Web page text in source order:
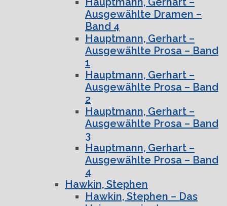
Ausgewählte Dramen –
Band 4
Hauptmann, Gerhart –
Ausgewählte Prosa – Band
1
Hauptmann, Gerhart –
Ausgewählte Prosa – Band
2
Hauptmann, Gerhart –
Ausgewählte Prosa – Band
3
Hauptmann, Gerhart –
Ausgewählte Prosa – Band
4
Hawkin, Stephen
Hawkin, Stephen – Das